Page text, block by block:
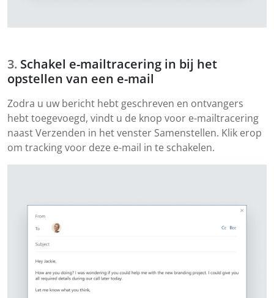
Schakel e-mailtracering in bij het
opstellen van een e-mail
Zodra u uw bericht hebt geschreven en ontvangers
hebt toegevoegd, vindt u de knop voor e-mailtracering
naast Verzenden in het venster Samenstellen. Klik erop
om tracking voor deze e-mail in te schakelen.